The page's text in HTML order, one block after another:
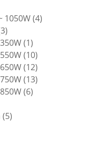
1050W 44
33
prodotti
11
prodotto
1010
prodotti
1212
prodotti
1313
66
55